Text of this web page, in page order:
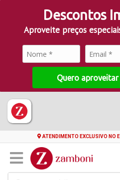
Descontos
Aproveite preços
Quero
ATENDIMENTO EXCLUSIVO NO